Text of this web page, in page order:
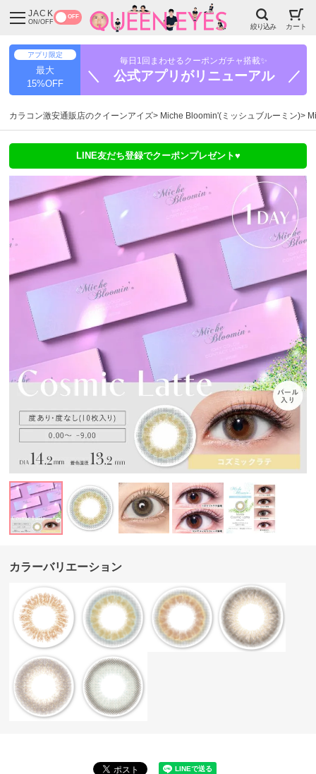
JACK
ON/OFF
OFF
絞り込み カート
アプリ限定
最大
15%OFF
毎日1回まわせるクーポンガチャ搭載✨
＼ 公式アプリがリニューアル ／
カラコン激安通販店のクイーンアイズ Miche Bloomin'(ミッシュブルーミン)
LINE友だち登録でクーポンプレゼント♥
カラーバリエーション